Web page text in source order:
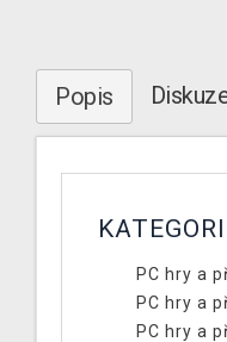
Popis
PC hry a
PC hry a
PC hry a